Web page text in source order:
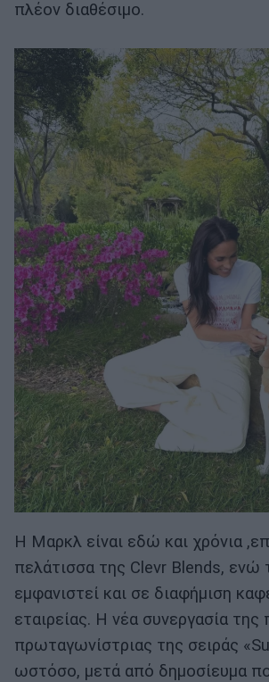
πλέον διαθέσιμο.
Η Μαρκλ είναι εδώ και χρόνια
πελάτισσα της Clevr Blends, ενώ
εμφανιστεί και σε διαφήμιση
εταιρείας. Η νέα συνεργασία
πρωταγωνίστριας της σειράς
ωστόσο, μετά από δημοσίευμα